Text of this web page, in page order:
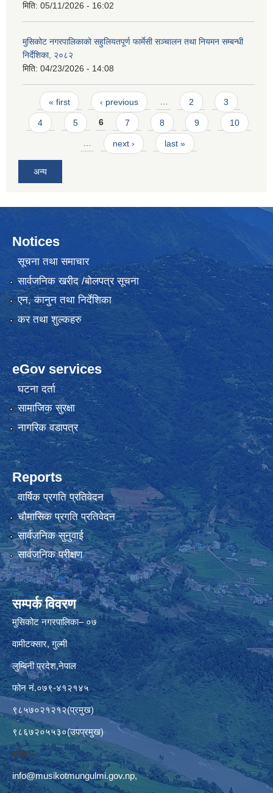
मिति: 05/11/2026 - 16:02
मुसिकोट नगरपालिकाको सहुलियतपूर्ण फार्मेसी सञ्चालन तथा नियमन सम्बन्धी
निर्देशिका, २०८२
मिति: 04/23/2026 - 14:08
Pages
« first ‹ previous … 2 3
4 5 6 7 8 9 10
… next › last »
अन्य
Notices
सूचना तथा समाचार
सार्वजनिक खरीद /बोलपत्र सूचना
एन, कानुन तथा निर्देशिका
कर तथा शुल्कहरु
eGov services
घटना दर्ता
सामाजिक सुरक्षा
नागरिक वडापत्र
Reports
वार्षिक प्रगति प्रतिवेदन
चौमासिक प्रगति प्रतिवेदन
सार्वजनिक सुनुवाई
सार्वजनिक परीक्षण
सम्पर्क विवरण
मुसिकोट नगरपालिका– ०७
वामीटक्सार, गुल्मी
लुम्बिनी प्रदेश,नेपाल
फोन नं.०७९-४१२१४५
९८५७०२१२१२(प्रमुख)
९८६७२०५५३०(उपप्रमुख)
इमेलः–
info@musikotmungulmi.gov.np,